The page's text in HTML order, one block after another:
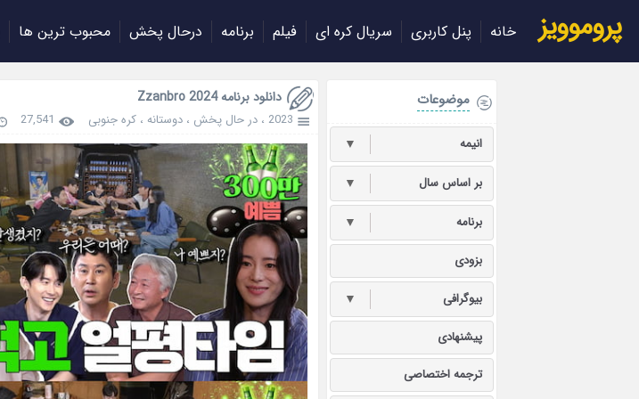
پروموویز خانه پنل کاربری سریال کره ای فیلم برنامه درحال پخش محبوب ترین ها
دانلود برنامه Zzanbro 2024
2023 ، در حال پخش ، دوستانه ، کره جنوبی 27,541
موضوعات
انیمه ▼
بر اساس سال ▼
برنامه ▼
بزودی
بیوگرافی ▼
پیشنهادی
ترجمه اختصاصی